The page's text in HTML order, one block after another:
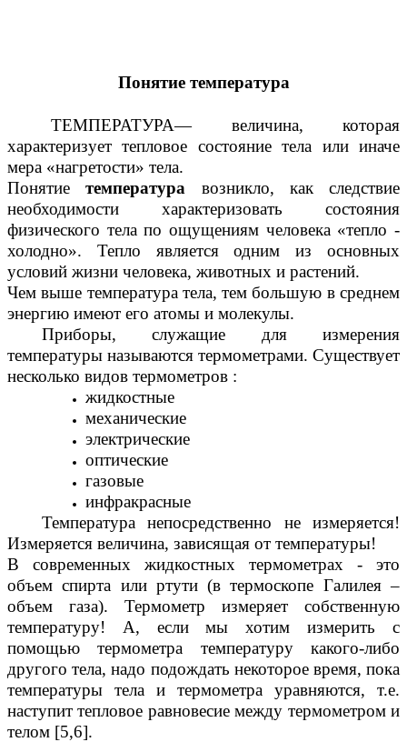
Понятие температура
ТЕМПЕРАТУРА— величина, которая
характеризует тепловое состояние тела или иначе
мера «нагретости» тела.
Понятиетемпература возникло, как следствие
необходимости характеризовать состояния
физического тела по ощущениям человека «тепло -
холодно». Тепло является одним из основных
условий жизни человека, животных и растений.
Чем выше температура тела, тем большую в среднем
энергию имеют его атомы и молекулы.
Приборы, служащие для измерения
температуры называются термометрами. Существует
несколько видов термометров :
жидкостные
механические
электрические
оптические
газовые
инфракрасные
Температура непосредственно не измеряется!
Измеряется величина, зависящая от температуры!
В современных жидкостных термометрах - это
объем спирта или ртути (в термоскопе Галилея –
объем газа). Термометр измеряет собственную
температуру! А, если мы хотим измерить с
помощью термометра температуру какого-либо
другого тела, надо подождать некоторое время, пока
температуры тела и термометра уравняются, т.е.
наступит тепловое равновесие между термометром и
телом [5,6].